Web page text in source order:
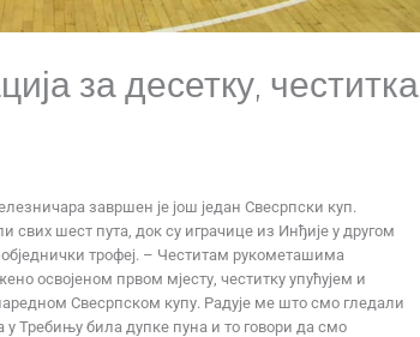
за десетку, честитка
завршен је још један Свесрпски куп.
шест пута, док су играчице из Инђије у другом
трофеј. – Честитам рукометашима
освојеном првом мјесту, честитку упућујем и
Свесрпском купу. Радује ме што смо гледали
у Требињу била дупке пуна и то говори да смо